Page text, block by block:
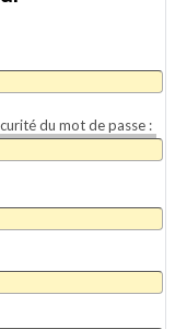
du mot de passe :